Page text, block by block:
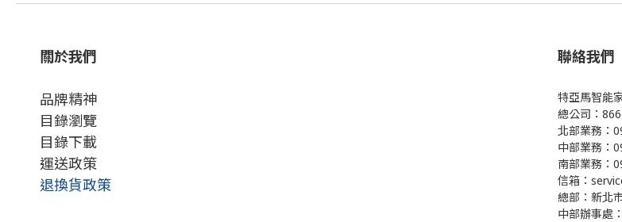
關於我們
品牌精神
目錄瀏覽
目錄下載
運送政策
退換貨政策
聯絡我們
特亞馬智能
總公司：
北部業務：
中部業務：
南部業務：
信箱：
總部：新北
中部辦事處